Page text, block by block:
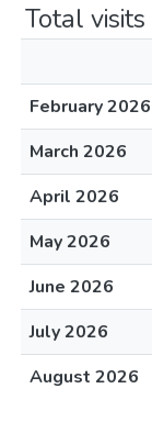
Total
February 2026
March 2026
April 2026
May 2026
June 2026
July 2026
August 2026